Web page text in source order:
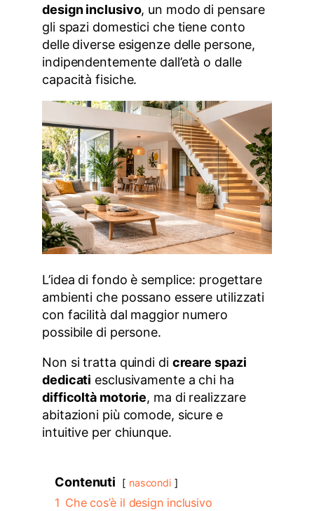
design inclusivo, un modo di pensare
gli spazi domestici che tiene conto
delle diverse esigenze delle persone,
indipendentemente dall’età o dalle
capacità fisiche.
L’idea di fondo è semplice: progettare
ambienti che possano essere utilizzati
con facilità dal maggior numero
possibile di persone.
Non si tratta quindi di creare spazi
dedicati esclusivamente a chi ha
difficoltà motorie, ma di realizzare
abitazioni più comode, sicure e
intuitive per chiunque.
Contenuti nascondi
1 Che cos’è il design inclusivo